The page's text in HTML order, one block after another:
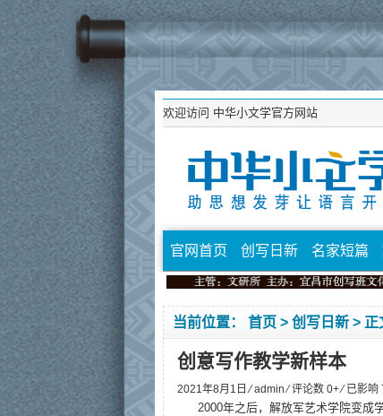
欢迎访问 中华小文学官方网站
官网首页 创写日新 名家短篇
当前位置： 首页 > 创写日新 > 正
创意写作教学新样本
2021年8月1日 ⁄admin⁄ 评论数 0+ ⁄ 已影响
2000年之后，解放军艺术学院变成